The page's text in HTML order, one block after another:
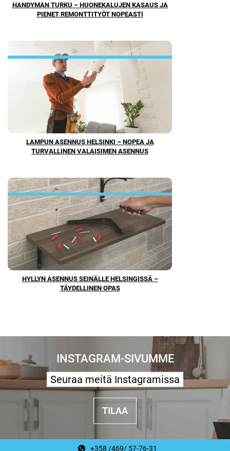
HANDYMAN TURKU – HUONEKALUJEN KASAUS JA
PIENET REMONTTITYÖT NOPEASTI
LAMPUN ASENNUS HELSINKI – NOPEA JA
TURVALLINEN VALAISIMEN ASENNUS
HYLLYN ASENNUS SEINÄLLE HELSINGISSÄ –
TÄYDELLINEN OPAS
INSTAGRAM-SIVUMME
Seuraa meitä Instagramissa
TILAA
+358 /469/ 57-76-31